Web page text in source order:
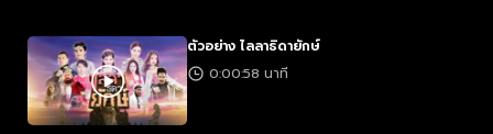
ตัวอย่าง ไลลาธิดายักษ์
0:00:58 นาที